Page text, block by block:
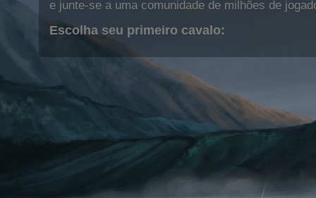
e junte-se a uma comunidade de milhões de
Escolha seu primeiro cavalo: